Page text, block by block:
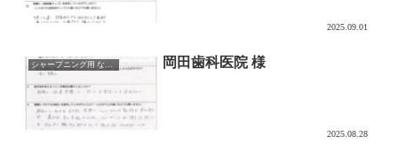
2025.09.01
岡田歯科医院 様
2025.08.28